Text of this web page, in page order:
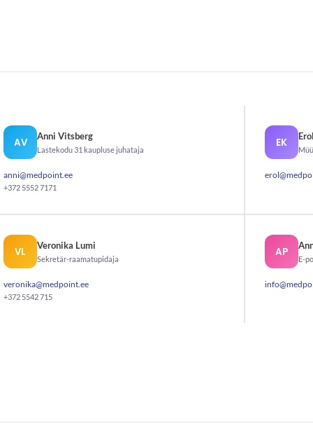
AV Anni Vitsberg
Lastekodu 31 kaupluse juhataja
anni@medpoint.ee
+372 5552 7171
EK
VL Veronika Lumi
Sekretär-raamatupidaja
veronika@medpoint.ee
+372 5542 715
AP
E-